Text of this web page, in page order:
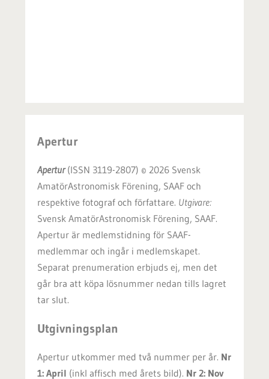
Apertur
Apertur(ISSN 3119-2807) © 2026 Svensk
AmatörAstronomisk Förening, SAAF och
respektive fotograf och författare. Utgivare:
Svensk AmatörAstronomisk Förening, SAAF.
Apertur är medlemstidning för SAAF-
medlemmar och ingår i medlemskapet.
Separat prenumeration erbjuds ej, men det
går bra att köpa lösnummer nedan tills lagret
tar slut.
Utgivningsplan
Apertur utkommer med två nummer per år. Nr
1: April (inkl affisch med årets bild). Nr 2: Nov